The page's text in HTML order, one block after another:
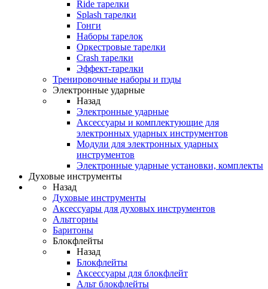
Ride тарелки
Splash тарелки
Гонги
Наборы тарелок
Оркестровые тарелки
Сrash тарелки
Эффект-тарелки
Тренировочные наборы и пэды
Электронные ударные
Назад
Электронные ударные
Аксессуары и комплектующие для
электронных ударных инструментов
Модули для электронных ударных
инструментов
Электронные ударные установки, комплекты
Духовые инструменты
Назад
Духовые инструменты
Аксессуары для духовых инструментов
Альтгорны
Баритоны
Блокфлейты
Назад
Блокфлейты
Аксессуары для блокфлейт
Альт блокфлейты